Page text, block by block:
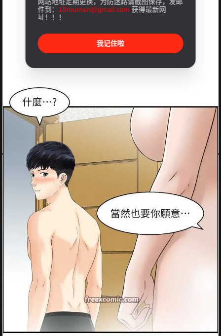
件到： 18rouman@gmail.com 获得最新网
址！！！
我记住啦